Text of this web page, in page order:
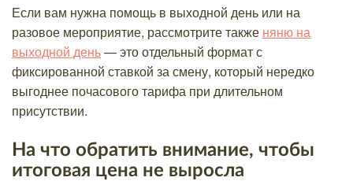
Если вам нужна помощь в выходной день или на
разовое мероприятие, рассмотрите также няню на
выходной день— это отдельный формат с
фиксированной ставкой за смену, который нередко
выгоднее почасового тарифа при длительном
присутствии.
На что обратить внимание, чтобы
итоговая цена не выросла